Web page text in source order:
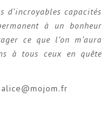
d’incroyables capacités
à un bonheur
ce que l’on m’aura
à tous ceux en quête